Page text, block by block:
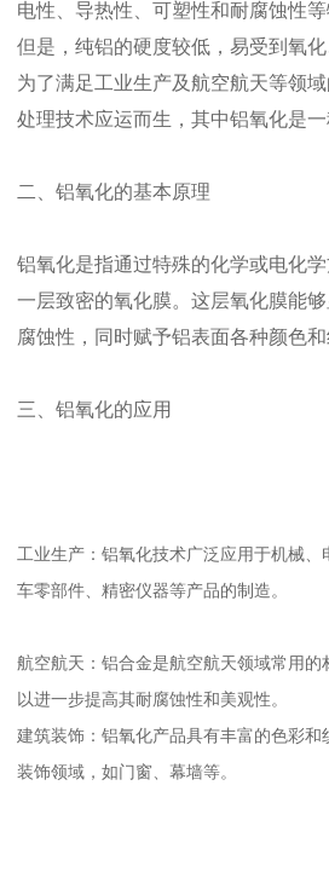
电性、导热性、可塑性和耐腐蚀性等
但是，纯铝的硬度较低，易受到氧化
为了满足工业生产及航空航天等领
处理技术应运而生，其中铝氧化是一
二、铝氧化的基本原理
铝氧化是指通过特殊的化学或电化
一层致密的氧化膜。这层氧化膜能
腐蚀性，同时赋予铝表面各种颜色
三、铝氧化的应用
工业生产：铝氧化技术广泛应用于机械
车零部件、精密仪器等产品的制造。
航空航天：铝合金是航空航天领域常用的
以进一步提高其耐腐蚀性和美观性。
建筑装饰：铝氧化产品具有丰富的色彩
装饰领域，如门窗、幕墙等。